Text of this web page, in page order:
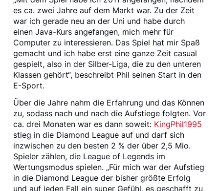
es ca. zwei Jahre auf dem Markt war. Zu der Zeit
war ich gerade neu an der Uni und habe durch
einen Java-Kurs angefangen, mich mehr für
Computer zu interessieren. Das Spiel hat mir Spaß
gemacht und ich habe erst eine ganze Zeit casual
gespielt, also in der Silber-Liga, die zu den unteren
Klassen gehört“, beschreibt Phil seinen Start in den
E-Sport.
Über die Jahre nahm die Erfahrung und das Können
zu, sodass nach und nach die Aufstiege folgten. Vor
ca. drei Monaten war es dann soweit: KingPhil1995
stieg in die Diamond League auf und darf sich
inzwischen zu den besten 2 % der über 2,5 Mio.
Spieler zählen, die League of Legends im
Wertungsmodus spielen. „Für mich war der Aufstieg
in die Diamond League der bisher größte Erfolg
und auf jeden Fall ein super Gefühl, es geschafft zu